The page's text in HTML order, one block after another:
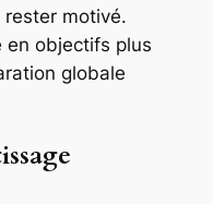
motivé.
en objectifs plus
globale